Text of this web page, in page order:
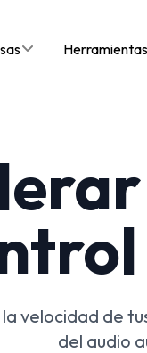
Herramientas
velocidad de
del audio